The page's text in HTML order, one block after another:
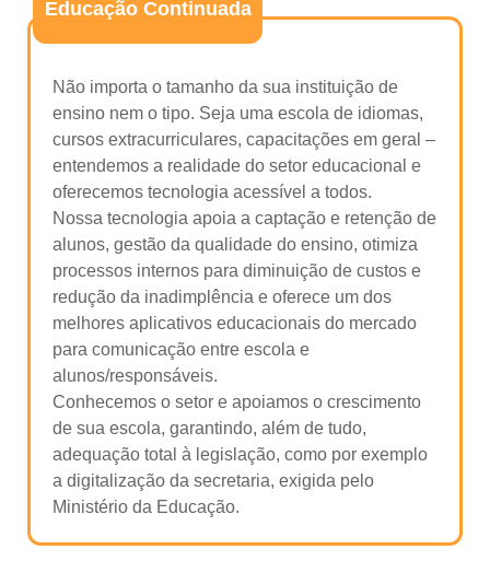
Educação Continuada
Não importa o tamanho da sua instituição de
ensino nem o tipo. Seja uma escola de idiomas,
cursos extracurriculares, capacitações em geral –
entendemos a realidade do setor educacional e
oferecemos tecnologia acessível a todos.
Nossa tecnologia apoia a captação e retenção de
alunos, gestão da qualidade do ensino, otimiza
processos internos para diminuição de custos e
redução da inadimplência e oferece um dos
melhores aplicativos educacionais do mercado
para comunicação entre escola e
alunos/responsáveis.
Conhecemos o setor e apoiamos o crescimento
de sua escola, garantindo, além de tudo,
adequação total à legislação, como por exemplo
a digitalização da secretaria, exigida pelo
Ministério da Educação.